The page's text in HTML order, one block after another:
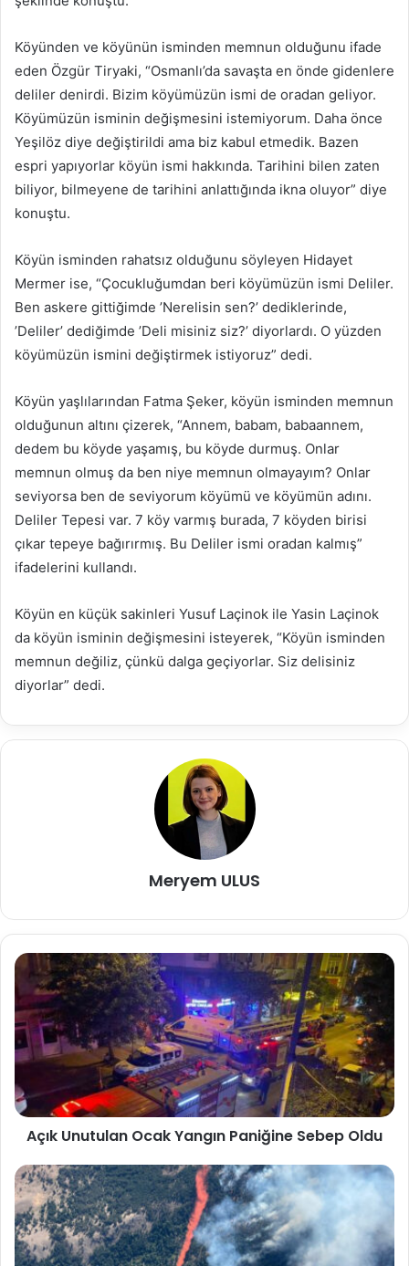
Köyünden ve köyünün isminden memnun olduğunu ifade
eden Özgür Tiryaki, “Osmanlı’da savaşta en önde gidenlere
deliler denirdi. Bizim köyümüzün ismi de oradan geliyor.
Köyümüzün isminin değişmesini istemiyorum. Daha önce
Yeşilöz diye değiştirildi ama biz kabul etmedik. Bazen
espri yapıyorlar köyün ismi hakkında. Tarihini bilen zaten
biliyor, bilmeyene de tarihini anlattığında ikna oluyor” diye
konuştu.
Köyün isminden rahatsız olduğunu söyleyen Hidayet
Mermer ise, “Çocukluğumdan beri köyümüzün ismi Deliler.
Ben askere gittiğimde ’Nerelisin sen?’ dediklerinde,
’Deliler’ dediğimde ’Deli misiniz siz?’ diyorlardı. O yüzden
köyümüzün ismini değiştirmek istiyoruz” dedi.
Köyün yaşlılarından Fatma Şeker, köyün isminden memnun
olduğunun altını çizerek, “Annem, babam, babaannem,
dedem bu köyde yaşamış, bu köyde durmuş. Onlar
memnun olmuş da ben niye memnun olmayayım? Onlar
seviyorsa ben de seviyorum köyümü ve köyümün adını.
Deliler Tepesi var. 7 köy varmış burada, 7 köyden birisi
çıkar tepeye bağırırmış. Bu Deliler ismi oradan kalmış”
ifadelerini kullandı.
Köyün en küçük sakinleri Yusuf Laçinok ile Yasin Laçinok
da köyün isminin değişmesini isteyerek, “Köyün isminden
memnun değiliz, çünkü dalga geçiyorlar. Siz delisiniz
diyorlar” dedi.
Meryem ULUS
Açık Unutulan Ocak Yangın Paniğine Sebep Oldu